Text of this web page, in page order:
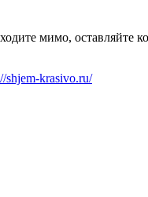
мимо, оставляйте
shjem-krasivo.ru/